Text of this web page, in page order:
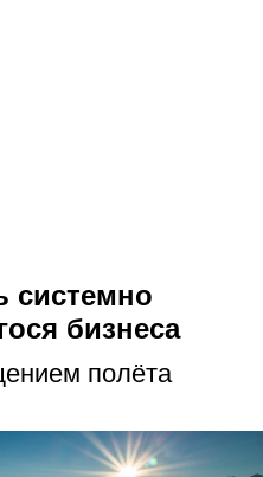
системно
бизнеса
полёта